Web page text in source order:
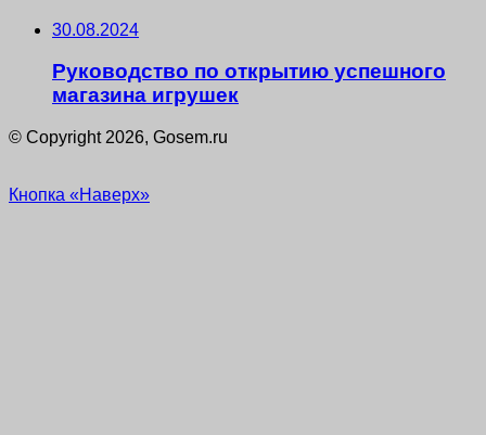
30.08.2024
Руководство по открытию успешного
магазина игрушек
© Copyright 2026, Gosem.ru
Кнопка «Наверх»